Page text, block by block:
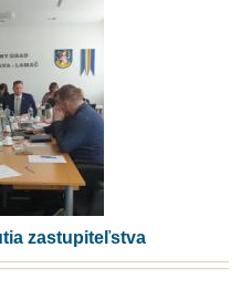
zastupiteľstva